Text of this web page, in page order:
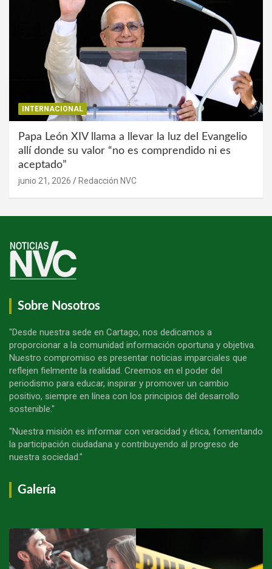
INTERNACIONAL
Papa León XIV llama a llevar la luz del Evangelio
allí donde su valor “no es comprendido ni es
aceptado”
junio 21, 2026 Redacción NVC
Sobre Nosotros
"Desde nuestra sede en Cartago, nos dedicamos a
proporcionar a la comunidad información oportuna y objetiva.
Nuestro compromiso es presentar noticias imparciales que
reflejen fielmente la realidad. Creemos en el poder del
periodismo para educar, inspirar y promover un cambio
positivo, siempre en línea con los principios del desarrollo
sostenible."
"Nuestra misión es informar con veracidad y ética, fomentando
la participación ciudadana y contribuyendo al progreso de
nuestra sociedad."
Galería